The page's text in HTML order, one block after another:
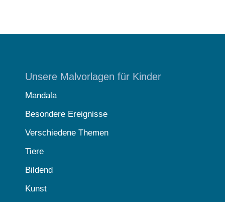
Unsere Malvorlagen für Kinder
Mandala
Besondere Ereignisse
Verschiedene Themen
Tiere
Bildend
Kunst